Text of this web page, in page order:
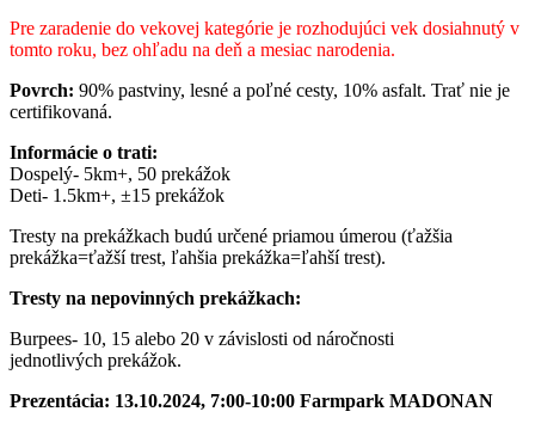
Pre zaradenie do vekovej kategórie je rozhodujúci vek dosiahnutý v
tomto roku, bez ohľadu na deň a mesiac narodenia.
Povrch: 90% pastviny, lesné a poľné cesty, 10% asfalt. Trať nie je
certifikovaná.
Informácie o trati:
Dospelý- 5km+, 50 prekážok
Deti- 1.5km+, ±15 prekážok
Tresty na prekážkach budú určené priamou úmerou (ťažšia
prekážka=ťažší trest, ľahšia prekážka=ľahší trest).
Tresty na nepovinných prekážkach:
Burpees- 10, 15 alebo 20 v závislosti od náročnosti
jednotlivých prekážok.
Prezentácia: 13.10.2024, 7:00-10:00 Farmpark MADONAN